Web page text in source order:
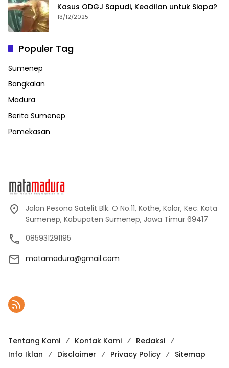
Kasus ODGJ Sapudi, Keadilan untuk Siapa?
13/12/2025
Populer Tag
Sumenep
Bangkalan
Madura
Berita Sumenep
Pamekasan
Jalan Pesona Satelit Blk. O No.11, Kothe, Kolor, Kec. Kota
Sumenep, Kabupaten Sumenep, Jawa Timur 69417
085931291195
matamadura@gmail.com
Tentang Kami Kontak Kami
Redaksi
Info Iklan
Disclaimer Privacy Policy
Sitemap